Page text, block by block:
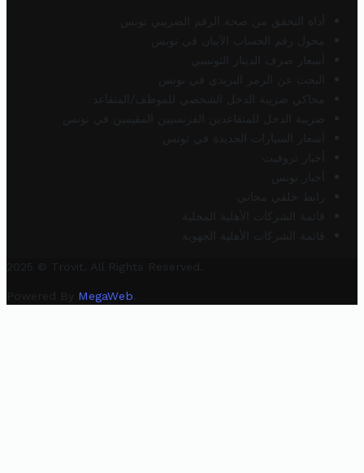
أداة التحقق من صحة الرقم الضريبي تونس
محول رقم الحساب الآيبان في تونس
أسعار صرف الدينار التونسي
البحث عن الرمز البريدي في تونس
محاكي ضريبة الدخل الشخصي للموظف/المتقاعد
ضريبة الدخل للمتقاعدين الفرنسيين المقيمين في تونس
أسعار السيارات الجديدة في تونس
أخبار تروفيت
أخبار تونس
رابط خلفي مجاني
قائمة الشركات الأهلية المحلية
قائمة الشركات الأهلية الجهوية
2025 © Trovit. All Rights Reserved.
Powered By MegaWeb